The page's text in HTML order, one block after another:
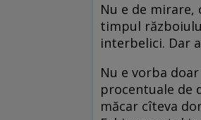
Nu e de
timpul
interbelici. Dar
Nu e vorba
procentuale de
măcar cîteva